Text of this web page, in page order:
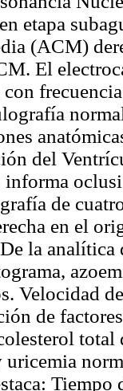
etapa
(ACM)
El
con
del
informa
de
en el
la analítica
Velocidad
de